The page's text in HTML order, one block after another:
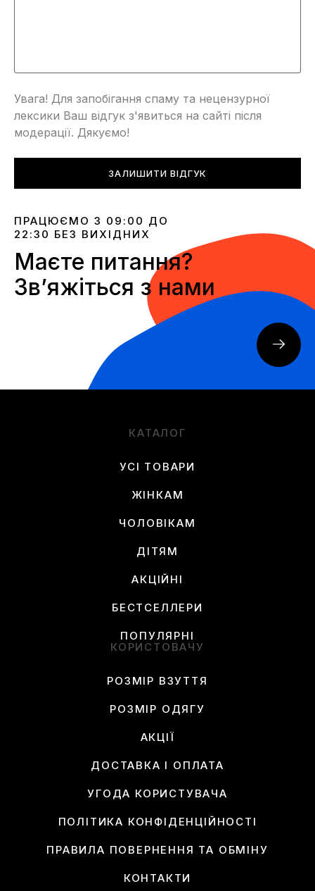
Увага! Для запобігання спаму та нецензурної
лексики Ваш відгук з'явиться на сайті після
модерації. Дякуємо!
ЗАЛИШИТИ ВІДГУК
ПРАЦЮЄМО З 09:00 ДО
22:30 БЕЗ ВИХІДНИХ
Маєте питання?
Звʼяжіться з нами
КАТАЛОГ
УСІ ТОВАРИ
ЖІНКАМ
ЧОЛОВІКАМ
ДІТЯМ
АКЦІЙНІ
БЕСТСЕЛЛЕРИ
ПОПУЛЯРНІ
КОРИСТОВАЧУ
РОЗМІР ВЗУТТЯ
РОЗМІР ОДЯГУ
АКЦІЇ
ДОСТАВКА І ОПЛАТА
УГОДА КОРИСТУВАЧА
ПОЛІТИКА КОНФІДЕНЦІЙНОСТІ
ПРАВИЛА ПОВЕРНЕННЯ ТА ОБМІНУ
КОНТАКТИ